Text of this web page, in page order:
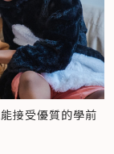
接受優質的學前